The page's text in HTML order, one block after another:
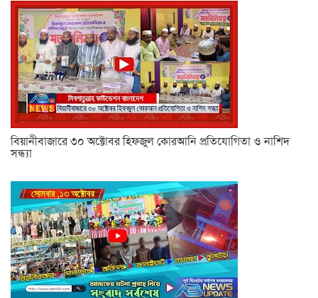
বিয়ানীবাজারে ৩০ অক্টোবর হিফজুল কোরআনি প্রতিযোগিতা ও নাশিদ
সন্ধ্যা